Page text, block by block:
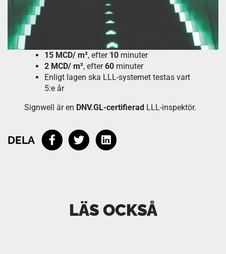
15 MCD/ m², efter 10 minuter
2 MCD/ m², efter60 minuter
Enligt lagen ska LLL-systemet testas vart
5:e år
Signwell är en DNV.GL-certifierad LLL-inspektör.
DELA
LÄS OCKSÅ